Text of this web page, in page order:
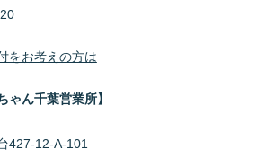
をお考えの方は
ゃん千葉営業所】
427-12-A-101